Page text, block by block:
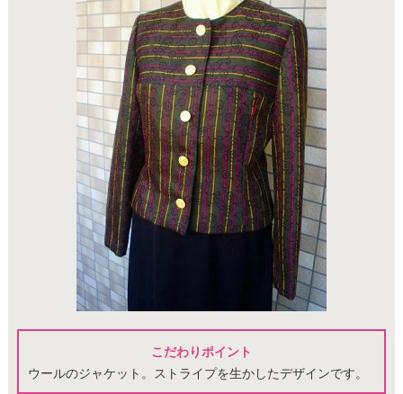
こだわりポイント
ウールのジャケット。ストライプを生かしたデザインです。